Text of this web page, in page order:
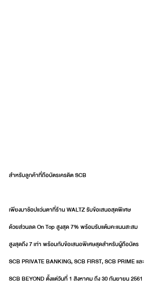
สำหรับลูกค้าที่ถือบัตรเครดิต SCB
เพียงมาช้อปแว่นตาที่ร้าน WALTZ รับข้อเสนอสุดพิเศษ
ด้วยส่วนลด On Top สูงสุด 7% พร้อมรับแต้มคะแนนสะสม
สูงสุดถึง 7 เท่า พร้อมกับข้อเสนอพิเศษสุดสำหรับผู้ถือบัตร
SCB PRIVATE BANKING, SCB FIRST, SCB PRIME และ
SCB BEYOND ตั้งแต่วันที่ 1 สิงหาคม ถึง 30 กันยายน 2561